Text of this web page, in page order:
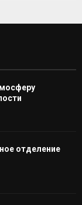
С
А
отделение